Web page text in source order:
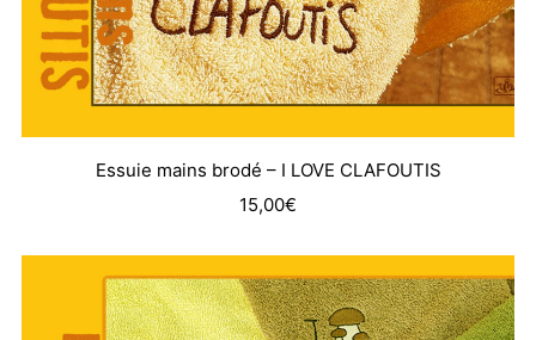
Essuie mains brodé – I LOVE CLAFOUTIS
15,00€